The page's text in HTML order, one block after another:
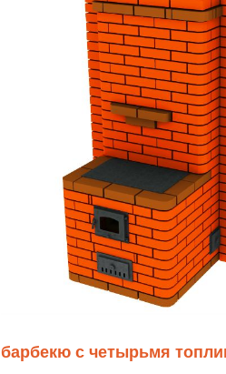
барбекю с четырьмя